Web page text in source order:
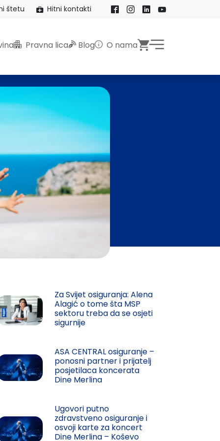
štetu Hitni kontakti Facebook
Instagram
LinkedInYouTube
Pravna lica Blog O nama Webshop
Za Svijet osiguranja: Alena
Alagić o tome šta MSP
sektoru treba da se osjeti
sigurnije
ASA CENTRAL osiguranje –
ponosni partner i prijatelj
posjetilaca koncerata
Dine Merlina
Ugovori putno
zdravstveno osiguranje i
osvoji karte za koncert
Dine Merlina – Koševo